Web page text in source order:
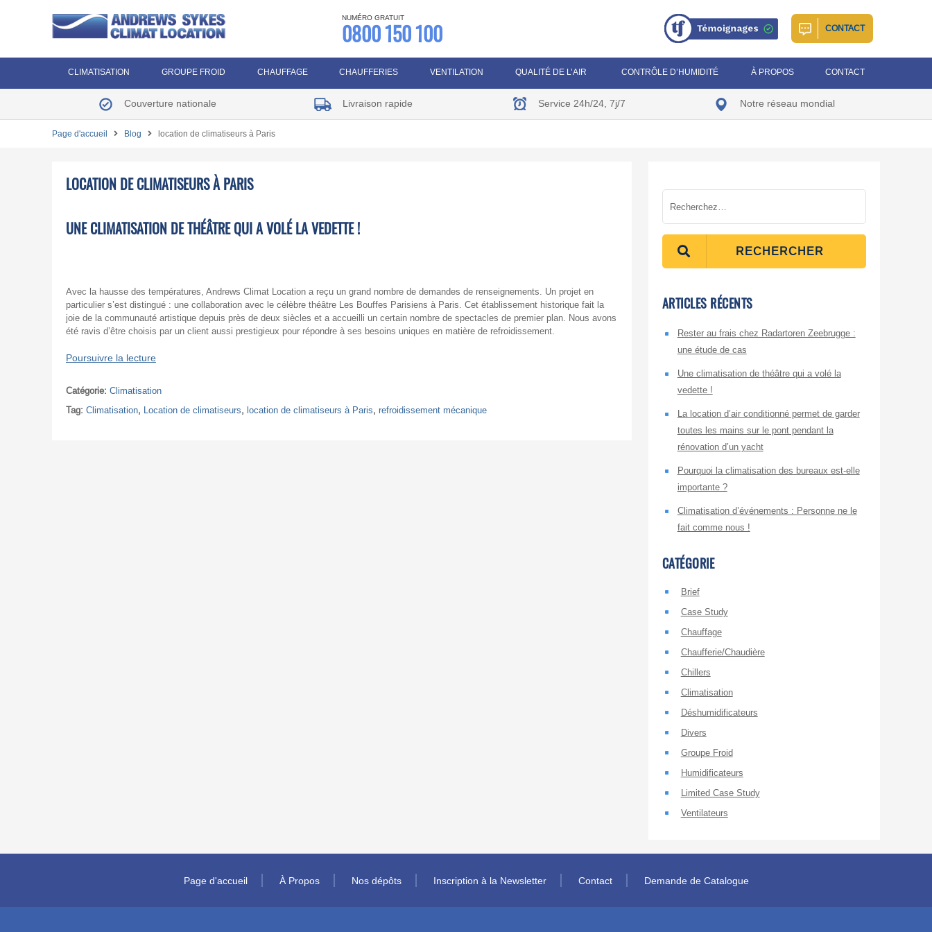
NUMÉRO GRATUIT
0800 150 100 CONTACT
CLIMATISATION GROUPE FROID CHAUFFAGE CHAUFFERIES VENTILATION QUALITÉ DE L’AIR CONTRÔLE D’HUMIDITÉ À PROPOS CONTACT
Couverture nationale Livraison rapide Service 24h/24, 7j/7 Notre réseau mondial
Page d'accueil Blog location de climatiseurs à Paris
LOCATION DE CLIMATISEURS À PARIS
UNE CLIMATISATION DE THÉÂTRE QUI A VOLÉ LA VEDETTE !
Avec la hausse des températures, Andrews Climat Location a reçu un grand nombre de demandes de renseignements. Un projet en
particulier s’est distingué : une collaboration avec le célèbre théâtre Les Bouffes Parisiens à Paris. Cet établissement historique fait la
joie de la communauté artistique depuis près de deux siècles et a accueilli un certain nombre de spectacles de premier plan. Nous avons
été ravis d’être choisis par un client aussi prestigieux pour répondre à ses besoins uniques en matière de refroidissement.
Poursuivre la lecture
Catégorie: Climatisation
Tag: Climatisation, Location de climatiseurs, location de climatiseurs à Paris, refroidissement mécanique
RECHERCHER
ARTICLES RÉCENTS
Rester au frais chez Radartoren Zeebrugge :
une étude de cas
Une climatisation de théâtre qui a volé la
vedette !
La location d’air conditionné permet de garder
toutes les mains sur le pont pendant la
rénovation d’un yacht
Pourquoi la climatisation des bureaux est-elle
importante ?
Climatisation d’événements : Personne ne le
fait comme nous !
CATÉGORIE
Brief
Case Study
Chauffage
Chaufferie/Chaudière
Chillers
Climatisation
Déshumidificateurs
Divers
Groupe Froid
Humidificateurs
Limited Case Study
Ventilateurs
Page d'accueil À Propos Nos dépôts Inscription à la Newsletter Contact Demande de Catalogue